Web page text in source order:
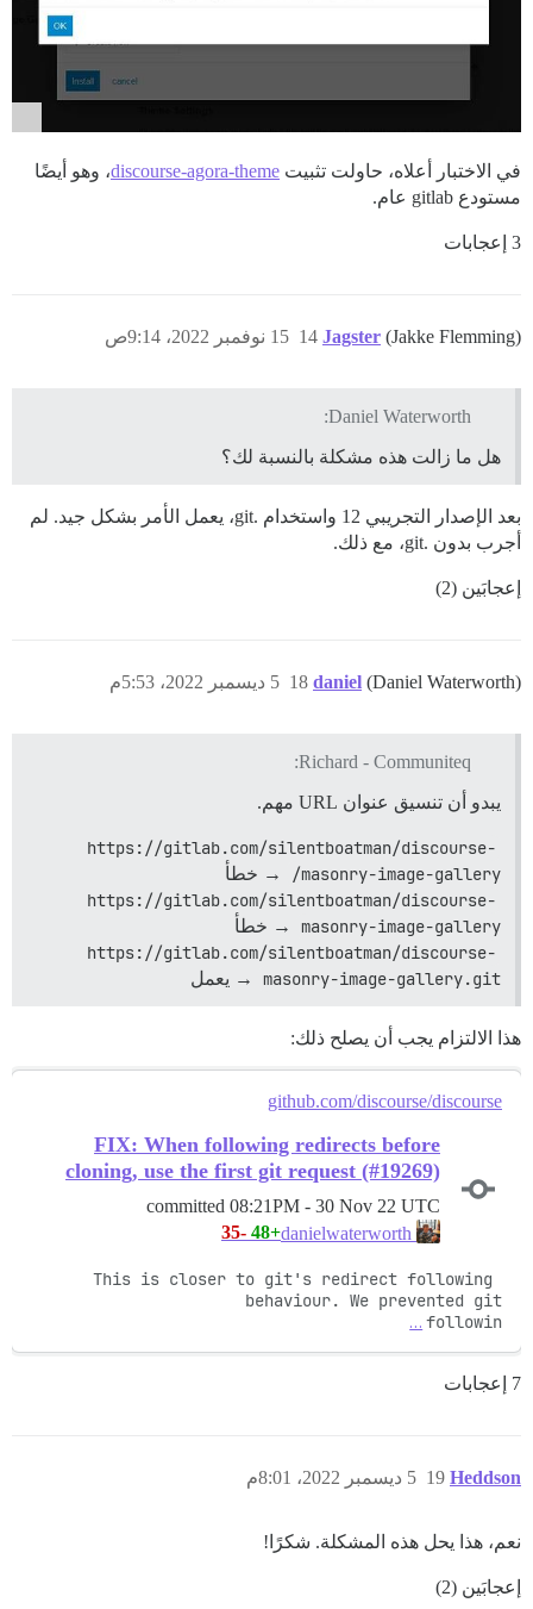
في الاختبار أعلاه، حاولت تثبيت discourse-agora-theme، وهو أيضًا
مستودع gitlab عام.
3 إعجابات
Jagster (Jakke Flemming) 15 نوفمبر 2022، 9:14ص 14
Daniel Waterworth:
هل ما زالت هذه مشكلة بالنسبة لك؟
بعد الإصدار التجريبي 12 واستخدام .git، يعمل الأمر بشكل جيد. لم
أجرب بدون .git، مع ذلك.
إعجابَين (2)
daniel (Daniel Waterworth) 5 ديسمبر 2022، 5:53م 18
Richard - Communiteq:
يبدو أن تنسيق عنوان URL مهم.
https://gitlab.com/silentboatman/discourse-
masonry-image-gallery/
→ خطأ
https://gitlab.com/silentboatman/discourse-
masonry-image-gallery
→ خطأ
https://gitlab.com/silentboatman/discourse-
masonry-image-gallery.git
→ يعمل
هذا الالتزام يجب أن يصلح ذلك:
github.com/discourse/discourse
FIX: When following redirects before
cloning, use the first git request (#19269)
committed 08:21PM - 30 Nov 22 UTC
+48
-35
This is closer to git's redirect following
followin
…
7 إعجابات
Heddson 5 ديسمبر 2022، 8:01م 19
نعم، هذا يحل هذه المشكلة. شكرًا!
إعجابَين (2)